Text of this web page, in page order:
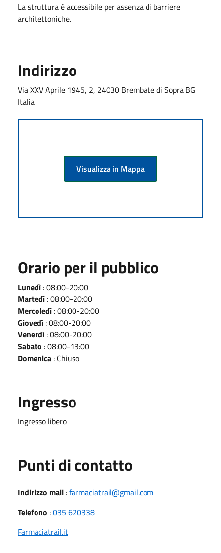
La struttura è accessibile per assenza di barriere
architettoniche.
Indirizzo
Via XXV Aprile 1945, 2, 24030 Brembate di Sopra BG
Italia
Visualizza in Mappa
Orario per il pubblico
Lunedì : 08:00-20:00
Martedì : 08:00-20:00
Mercoledì : 08:00-20:00
Giovedì : 08:00-20:00
Venerdì : 08:00-20:00
Sabato : 08:00-13:00
Domenica : Chiuso
Ingresso
Ingresso libero
Punti di contatto
Indirizzo mail :farmaciatrail@gmail.com
Telefono :035 620338
Farmaciatrail.it